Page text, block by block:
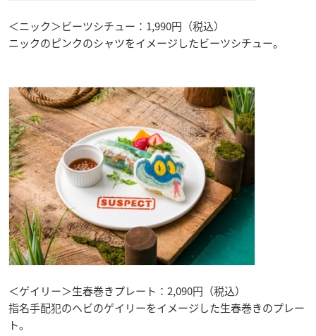
＜ニック＞ビーツシチュー：1,990円（税込）
ニックのピンクのシャツをイメージしたビーツシチュー。
＜ゲイリー＞生春巻きプレート：2,090円（税込）
指名手配犯のヘビのゲイリーをイメージした生春巻きのプレー
ト。